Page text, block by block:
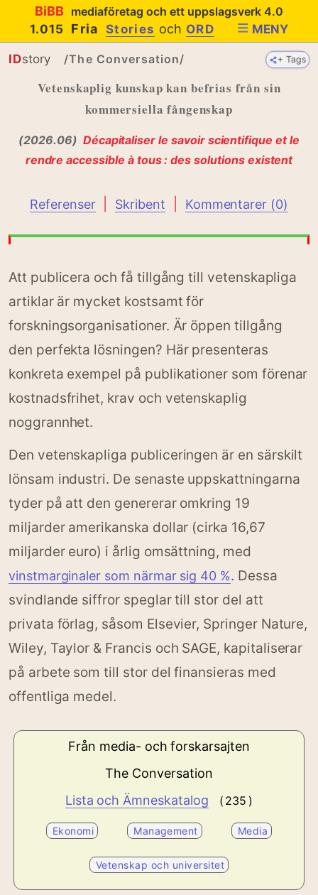
BiBB mediaföretag och ett uppslagsverk 4.0
1.015
FriaStories och ORD MENY
+ Tags
IDstory /The Conversation/
Vetenskaplig kunskap kan befrias från sin
kommersiella fångenskap
(2026.06) Décapitaliser le savoir scientifique et le
rendre accessible à tous : des solutions existent
Referenser Skribent Kommentarer (0)
Att publicera och få tillgång till vetenskapliga
artiklar är mycket kostsamt för
forskningsorganisationer. Är öppen tillgång
den perfekta lösningen? Här presenteras
konkreta exempel på publikationer som förenar
kostnadsfrihet, krav och vetenskaplig
noggrannhet.
Den vetenskapliga publiceringen är en särskilt
lönsam industri. De senaste uppskattningarna
tyder på att den genererar omkring 19
miljarder amerikanska dollar (cirka 16,67
miljarder euro) i årlig omsättning, med
vinstmarginaler som närmar sig 40 %. Dessa
svindlande siffror speglar till stor del att
privata förlag, såsom Elsevier, Springer Nature,
Wiley, Taylor & Francis och SAGE, kapitaliserar
på arbete som till stor del finansieras med
offentliga medel.
Från media- och forskarsajten
The Conversation
Lista och Ämneskatalog
( 235 )
Ekonomi Management Media
Vetenskap och universitet
+ Tags